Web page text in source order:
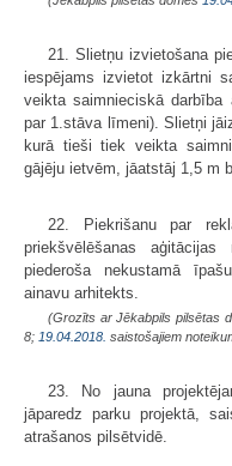
21. Slietņu izvietošana
iespējams izvietot izkārtni
veikta saimnieciskā darbība
par 1.stāva līmeni). Slietņi
kurā tieši tiek veikta
gājēju ietvēm, jāatstāj 1,5 m
22. Piekrišanu par
priekšvēlēšanas
piederoša nekustamā
ainavu arhitekts.
(Grozīts ar Jēkabpils pilsētas
8; 19.04.2018. saistošajiem
23. No jauna
jāparedz parku projektā,
atrašanos pilsētvidē.